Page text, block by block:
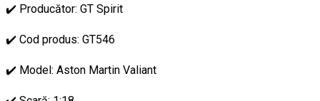
✔️ Producător: GT Spirit
✔️ Cod produs: GT546
✔️ Model: Aston Martin Valiant